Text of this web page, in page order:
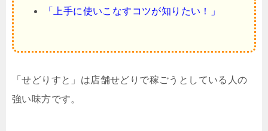
「上手に使いこなすコツが知りたい！」
「せどりすと」は店舗せどりで稼ごうとしている人の
強い味方です。